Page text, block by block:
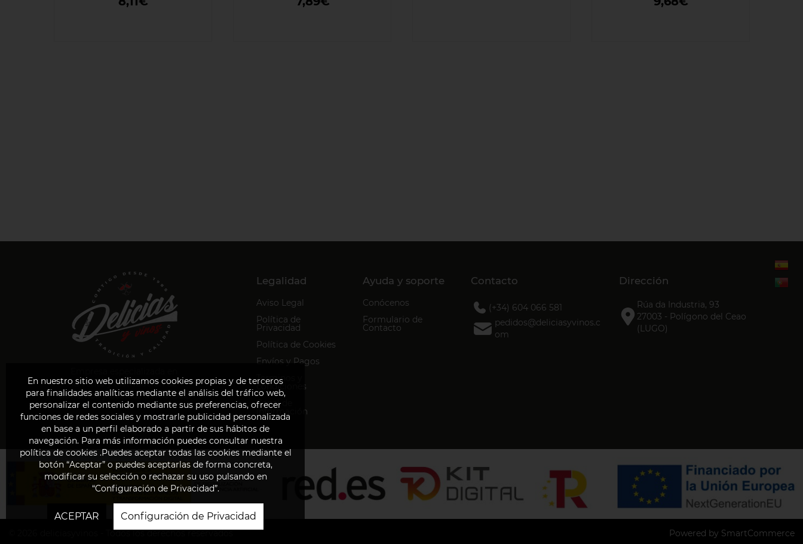
En nuestro sitio web utilizamos cookies propias y de terceros
para finalidades analíticas mediante el análisis del tráfico web,
personalizar el contenido mediante sus preferencias, ofrecer
funciones de redes sociales y mostrarle publicidad personalizada
en base a un perfil elaborado a partir de sus hábitos de
navegación. Para más información puedes consultar nuestra
política de cookies .Puedes aceptar todas las cookies mediante el
botón “Aceptar” o puedes aceptarlas de forma concreta,
modificar su selección o rechazar su uso pulsando en
“Configuración de Privacidad”.
ACEPTAR Configuración de Privacidad
la venta y distribución de
alimentos y bebidas desde 1952.
Legalidad
Aviso Legal
Política de
Privacidad
Política de Cookies
Envíos y Pagos
Terminos y
condiciones
Canal de
información
Ayuda y soporte
Conócenos
Formulario de
Contacto
Contacto
(+34) 604 066 581
pedidos@deliciasyvinos.c
om
Dirección
Rúa da Industria, 93
27003 - Polígono del Ceao
(LUGO)
Powered by SmartCommerce